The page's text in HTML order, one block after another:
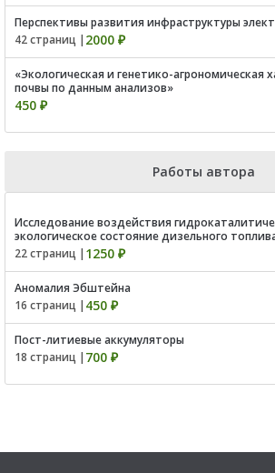
Перспективы развития инфраструктуры
42 страниц | 2000 ₽
«Экологическая и генетико-агрономическая
почвы по данным анализов»
450 ₽
Работы автора
Исследование воздействия
экологическое состояние дизельного
22 страниц | 1250 ₽
Аномалия Эбштейна
16 страниц | 450 ₽
Пост-литиевые аккумуляторы
18 страниц | 700 ₽